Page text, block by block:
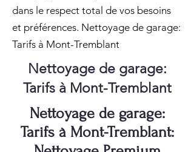
dans le respect total de vos besoins
et préférences. Nettoyage de garage:
Tarifs à Mont-Tremblant
Nettoyage de garage:
Tarifs à Mont-Tremblant
Nettoyage de garage:
Tarifs à Mont-Tremblant: